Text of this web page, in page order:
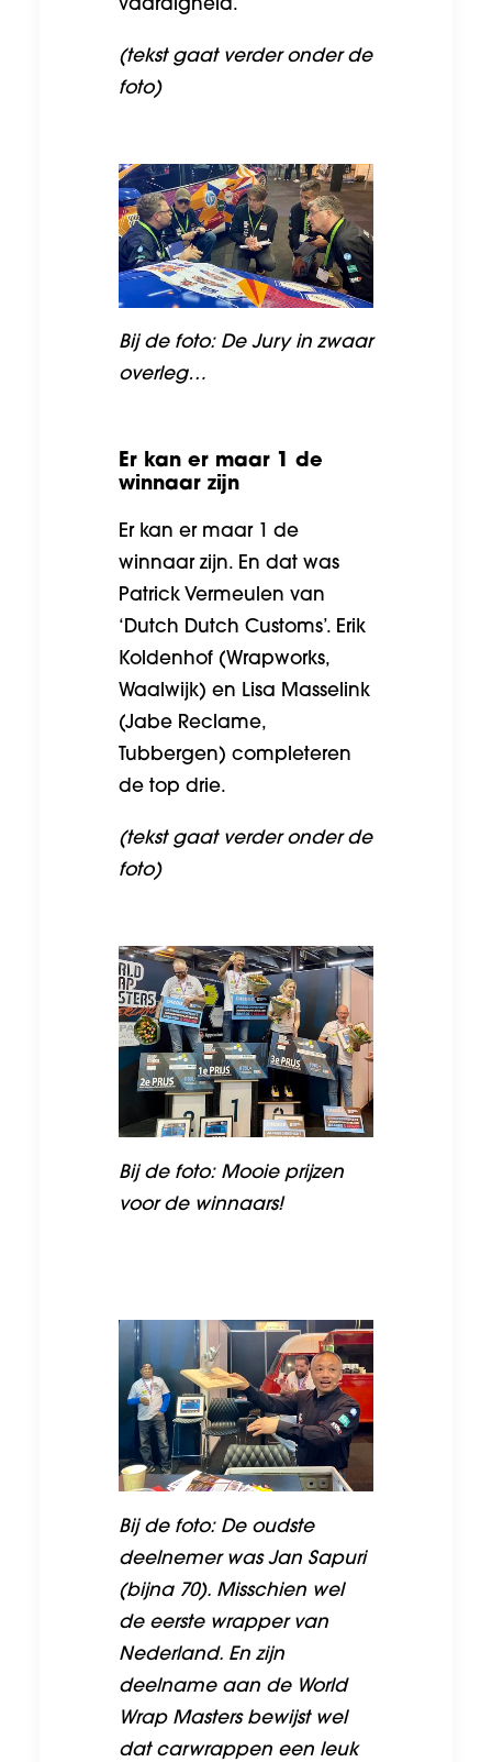
vaardigheid.
(tekst gaat verder onder de
foto)
Bij de foto: De Jury in zwaar
overleg…
Er kan er maar 1 de
winnaar zijn
Er kan er maar 1 de
winnaar zijn. En dat was
Patrick Vermeulen van
‘Dutch Dutch Customs’. Erik
Koldenhof (Wrapworks,
Waalwijk) en Lisa Masselink
(Jabe Reclame,
Tubbergen) completeren
de top drie.
(tekst gaat verder onder de
foto)
Bij de foto: Mooie prijzen
voor de winnaars!
Bij de foto: De oudste
deelnemer was Jan Sapuri
(bijna 70). Misschien wel
de eerste wrapper van
Nederland. En zijn
deelname aan de World
Wrap Masters bewijst wel
dat carwrappen een leuk